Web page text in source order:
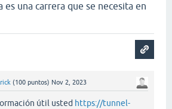
es una carrera que se necesita en
(100 puntos) Nov 2, 2023
útil usted https://tunnel-